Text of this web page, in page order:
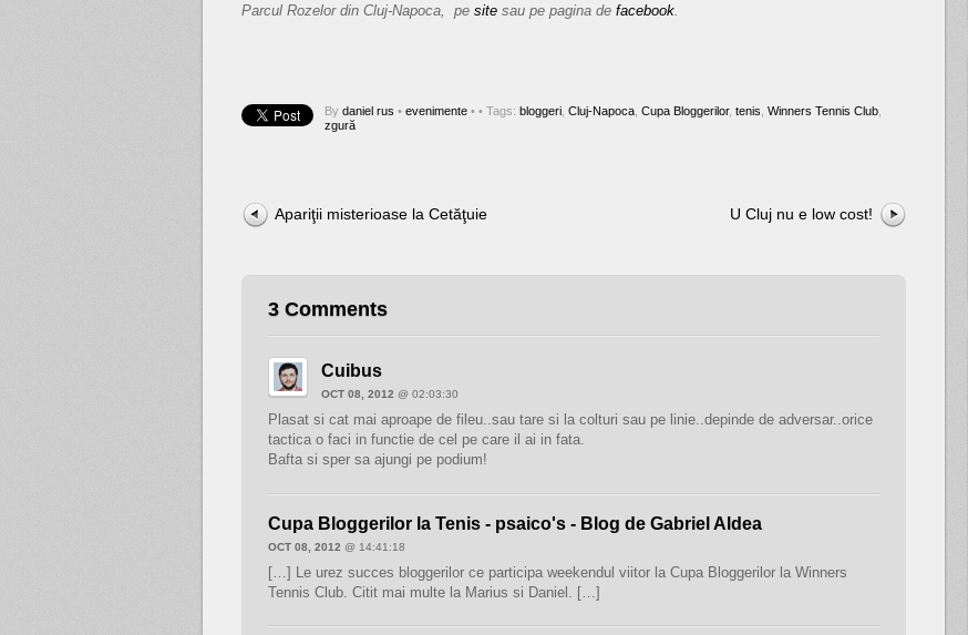
Parcul Rozelor din Cluj-Napoca, pe site sau pe pagina de facebook
By daniel rus • evenimente • • Tags: bloggeri Cluj-Napoca Cupa Bloggerilor, tenis Winners Tennis Club
zgură
Apariţii misterioase la Cetăţuie U Cluj nu e low cost!
3 Comments
Cuibus
OCT 08, 2012 @ 02:03:30
Plasat si cat mai aproape de fileu..sau tare si la colturi sau pe linie..depinde de adversar..orice
tactica o faci in functie de cel pe care il ai in fata.
Bafta si sper sa ajungi pe podium!
Cupa Bloggerilor la Tenis - psaico's - Blog de Gabriel Aldea
OCT 08, 2012 @ 14:41:18
[…] Le urez succes bloggerilor ce participa weekendul viitor la Cupa Bloggerilor la Winners
Tennis Club. Citit mai multe la Marius si Daniel. […]